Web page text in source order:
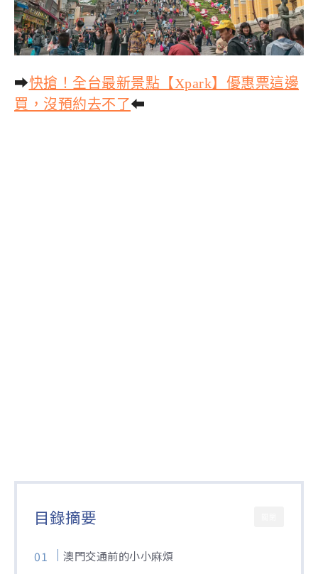
➡快搶！全台最新景點【Xpark】優惠票這邊
買，沒預約去不了⬅
目錄摘要
澳門交通前的小小麻煩